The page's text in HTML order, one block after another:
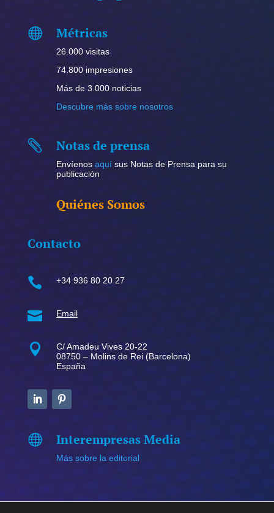
 Métricas
26.000 visitas
74.800 impresiones
Más de 3.000 noticias
Descubre más sobre nosotros
 Notas de prensa
Envíenos aquísus Notas de Prensa para su
publicación
Quiénes Somos
Contacto
 +34 936 80 20 27
 Email

C/ Amadeu Vives 20-22
08750 – Molins de Rei (Barcelona)
España
 Interempresas Media
Más sobre la editorial